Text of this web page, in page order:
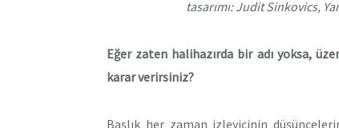
tasarımı: Judit Sinkovics,
Eğer zaten halihazırda bir adı yoksa,
karar verirsiniz?
Başlık her zaman izleyicinin